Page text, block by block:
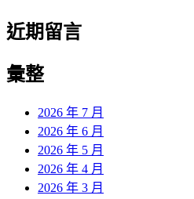
近期留言
彙整
2026 年 7 月
2026 年 6 月
2026 年 5 月
2026 年 4 月
2026 年 3 月